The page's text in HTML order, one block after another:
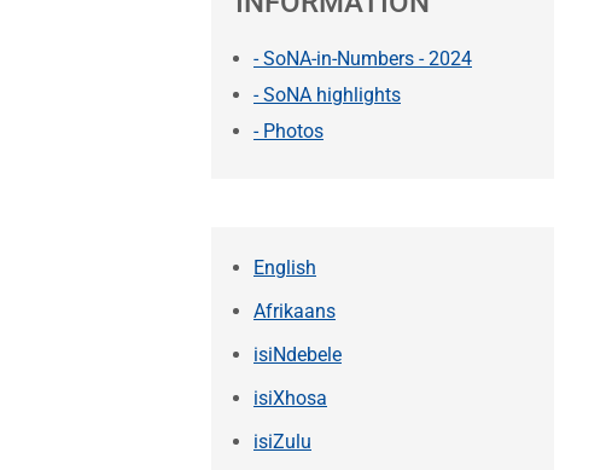
- SoNA-in-Numbers - 2024
- SoNA highlights
- Photos
English
Afrikaans
isiNdebele
isiXhosa
isiZulu